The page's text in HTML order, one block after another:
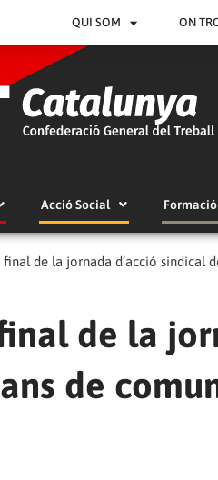
QUI SOM ON
Acció Social Formació
de la jornada d’acció sindical
de la
de